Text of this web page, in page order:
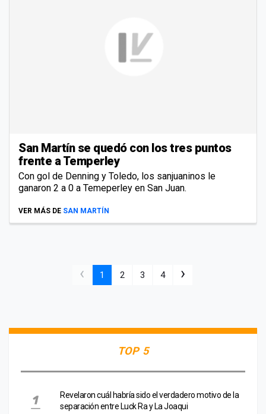
San Martín se quedó con los tres puntos
frente a Temperley
Con gol de Denning y Toledo, los sanjuaninos le
ganaron 2 a 0 a Temeperley en San Juan.
VER MÁS DE SAN MARTÍN
‹ 1 2 3 4 ›
TOP 5
Revelaron cuál habría sido el verdadero motivo de la
separación entre Luck Ra y La Joaqui